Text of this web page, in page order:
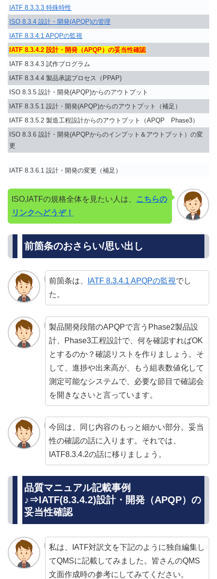
IATF 8.3.3.3 特殊特性
ISO 8.3.4 設計・開発(APQP)の管理
IATF 8.3.4.1 APQPの監視
IATF 8.3.4.2 設計・開発（APQP）の妥当性確認
IATF 8.3.4.3 試作プログラム
IATF 8.3.4.4 製品承認プロセス（PPAP)
ISO 8.3.5 設計・開発(APQP)からのアウトプット
IATF 8.3.5.1 設計・開発(APQP)からのアウトプット（補足）
IATF 8.3.5.2 製造工程設計からのアウトプット（APQP Phase3）
ISO 8.3.6 設計・開発(APQPからのインプット＆アウトプット）の変
更
IATF 8.3.6.1 設計・開発の変更（補足）
ISO,IATFの規格全体を見たい人は、
こちらの
リンクへどうぞ！
前箇条のおさらい/思い出し
前箇条は、 IATF 8.3.4.1 APQPの監視でし
た。
製品開発段階のAPQPで言うPhase2製品設
計、Phase3工程設計で、何を確認すればOK
とするのか？確認リストを作りましょう。そ
して、進捗や出来高が、もう組表数値化して
測定可能なシステムで、必要な節目で確認会
を開きなさいと言っています。
今回は、同じ内容のもっと細かい部分。妥当
性の確認の話に入ります。それでは、
IATF8.3.4.2の話に移りましょう。
品質マニュアル記載事例
♪⇒IATF(8.3.4.2)設計・開発（APQP）の
妥当性確認
私は、IATF対訳文を下記のように独自編集し
てQMSに記載してみました。皆さんのQMS
文面作成時の参考にしてみてください。